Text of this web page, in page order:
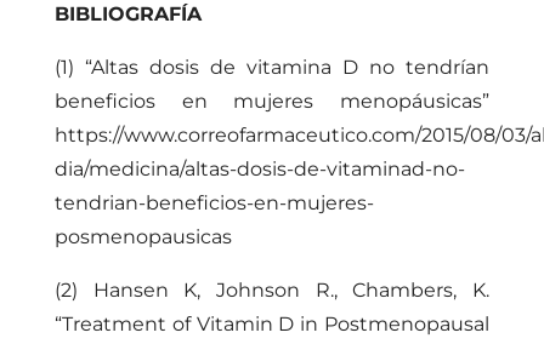
BIBLIOGRAFÍA
(1) “Altas dosis de vitamina D no tendrían
beneficios en mujeres menopáusicas”
https://www.correofarmaceutico.com/2015/08/03/
dia/medicina/altas-dosis-de-vitaminad-no-
tendrian-beneficios-en-mujeres-
posmenopausicas
(2) Hansen K, Johnson R., Chambers, K.
“Treatment of Vitamin D in Postmenopausal